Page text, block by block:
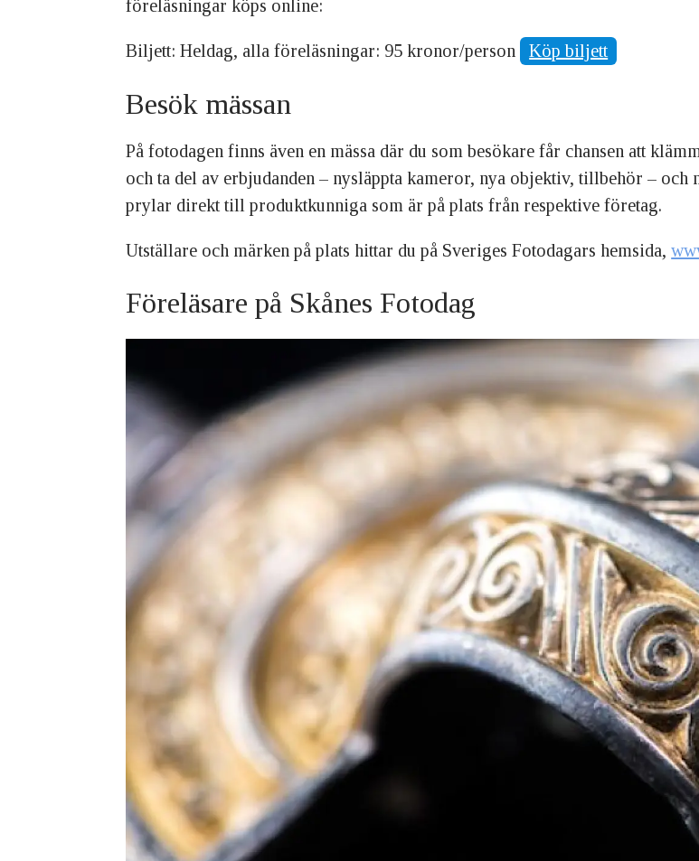
föreläsningar köps online:
Biljett: Heldag, alla föreläsningar: 95 kronor/person Köp biljett
Besök mässan
På fotodagen finns även en mässa där du som besökare får chansen att
och ta del av erbjudanden – nysläppta kameror, nya objektiv, tillbehör –
prylar direkt till produktkunniga som är på plats från respektive företag.
Utställare och märken på plats hittar du på Sveriges Fotodagars hemsida,
Föreläsare på Skånes Fotodag